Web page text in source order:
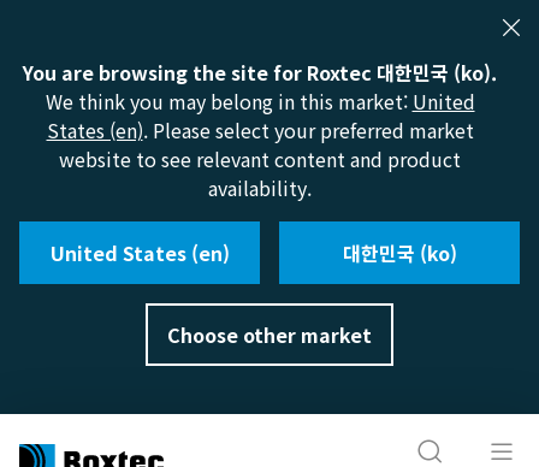
You are browsing the site for Roxtec 대한민국 (ko).
We think you may belong in this market: United
States (en). Please select your preferred market
website to see relevant content and product
availability.
United States (en) 대한민국 (ko)
Choose other market